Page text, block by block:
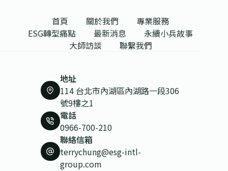
首頁 關於我們
專業服務
ESG轉型痛點
最新消息
永續小兵故事
大師訪談
聯繫我們
地址
114 台北市內湖區內湖路一段306
號9樓之1
電話
0966-700-210
聯絡信箱
terrychung@esg-intl-
group.com